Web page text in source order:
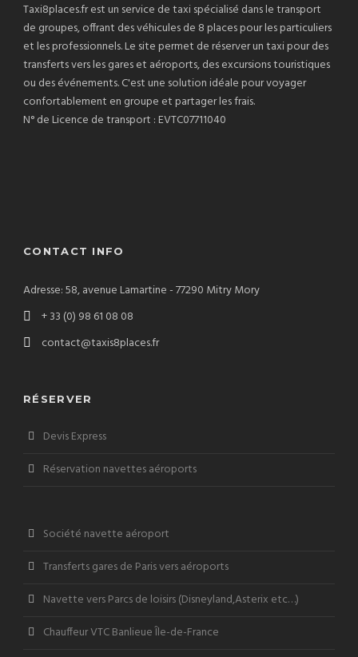
Taxi8places.fr est un service de taxi spécialisé dans le transport
de groupes, offrant des véhicules de 8 places pour les particuliers
et les professionnels. Le site permet de réserver un taxi pour des
transferts vers les gares et aéroports, des excursions touristiques
ou des événements. C'est une solution idéale pour voyager
confortablement en groupe et partager les frais.
N° de Licence de transport : EVTC07711040
CONTACT INFO
Adresse: 58, avenue Lamartine - 77290 Mitry Mory
+ 33 (0) 98 61 08 08
contact@taxis8places.fr
RÉSERVER
Devis Express
Réservation navettes aéroports
Société navette aéroport
Transferts gares de Paris vers aéroports
Navette vers Parcs de loisirs (Disneyland,Asterix etc…)
Chauffeur VTC Banlieue Île-de-France